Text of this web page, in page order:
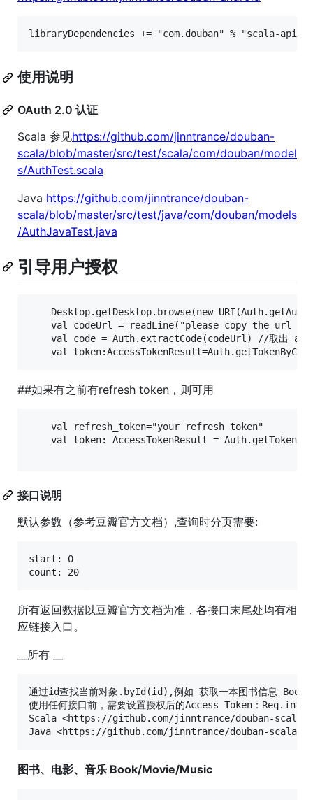
使用说明
OAuth 2.0 认证
Scala 参见https://github.com/jinntrance/douban-
scala/blob/master/src/test/scala/com/douban/model
s/AuthTest.scala
Java https://github.com/jinntrance/douban-
scala/blob/master/src/test/java/com/douban/models
/AuthJavaTest.java
引导用户授权
Desktop.getDesktop.browse(new
val codeUrl = readLine("please copy the url
val code = Auth.extractCode(codeUrl) //取出
##如果有之前有refresh token，则可用
    val refresh_token="your refresh token"
val token: AccessTokenResult =
接口说明
默认参数（参考豆瓣官方文档）,查询时分页需要:
start: 0
所有返回数据以豆瓣官方文档为准，各接口末尾处均有相
应链接入口。
__所有 __
通过id查找当前对象.byId(id),例如 获取一本图书信息
使用任何接口前，需要设置授权后的Access Token：
Scala <https://github.com/jinntrance/douban-scala/
图书、电影、音乐 Book/Movie/Music